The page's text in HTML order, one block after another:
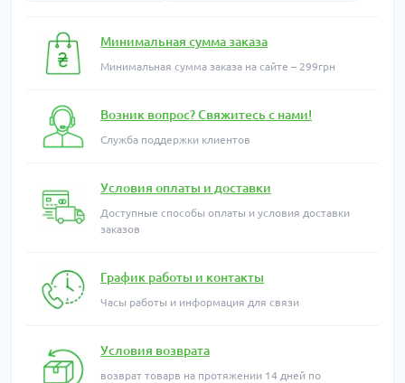
Минимальная сумма заказа
Минимальная сумма заказа на сайте – 299грн
Возник вопрос? Свяжитесь с нами!
Служба поддержки клиентов
Условия оплаты и доставки
Доступные способы оплаты и условия доставки
заказов
График работы и контакты
Часы работы и информация для связи
Условия возврата
возврат товарв на протяжении 14 дней по